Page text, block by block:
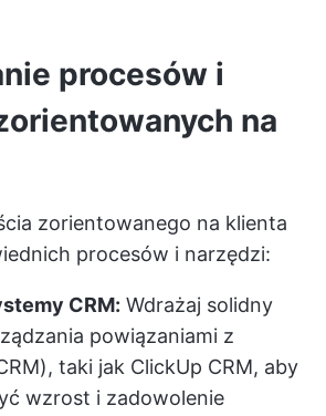
procesów i
na
zorientowanego na klienta
procesów i narzędzi:
CRM: Wdrażaj solidny
powiązaniami z
taki jak ClickUp CRM, aby
wzrost i zadowolenie